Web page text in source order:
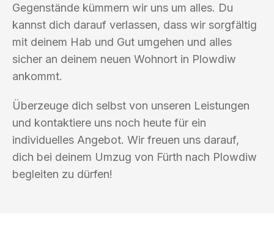
Gegenstände kümmern wir uns um alles. Du
kannst dich darauf verlassen, dass wir sorgfältig
mit deinem Hab und Gut umgehen und alles
sicher an deinem neuen Wohnort in Plowdiw
ankommt.
Überzeuge dich selbst von unseren Leistungen
und kontaktiere uns noch heute für ein
individuelles Angebot. Wir freuen uns darauf,
dich bei deinem Umzug von Fürth nach Plowdiw
begleiten zu dürfen!